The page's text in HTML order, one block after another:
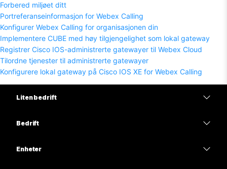
Forbered miljøet ditt
Portreferanseinformasjon for Webex Calling
Konfigurer Webex Calling for organisasjonen din
Implementere CUBE med høy tilgjengelighet som lokal gateway
Registrer Cisco IOS-administrerte gatewayer til Webex Cloud
Tilordne tjenester til administrerte gatewayer
Konfigurere lokal gateway på Cisco IOS XE for Webex Calling
Liten bedrift
Bedrift
Enheter